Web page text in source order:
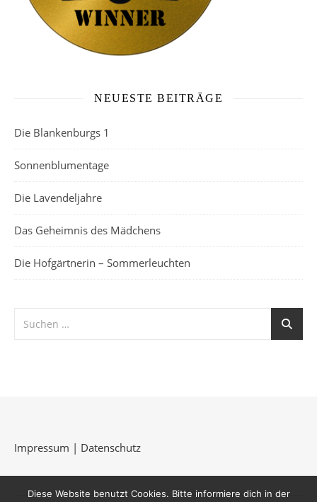
NEUESTE BEITRÄGE
Die Blankenburgs 1
Sonnenblumentage
Die Lavendeljahre
Das Geheimnis des Mädchens
Die Hofgärtnerin – Sommerleuchten
Impressum | Datenschutz
Diese Website benutzt Cookies. Bitte informiere dich in der